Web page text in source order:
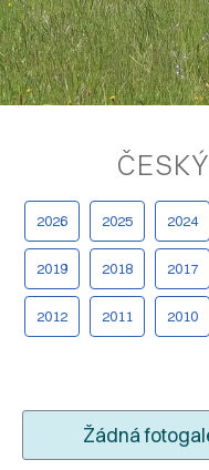
2026 2025 2024
2019 2018 2017
2012 2011 2010
Žádná